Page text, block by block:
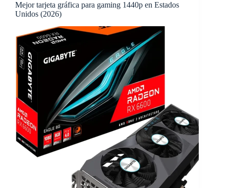
Mejor tarjeta gráfica para gaming 1440p en Estados
Unidos (2026)